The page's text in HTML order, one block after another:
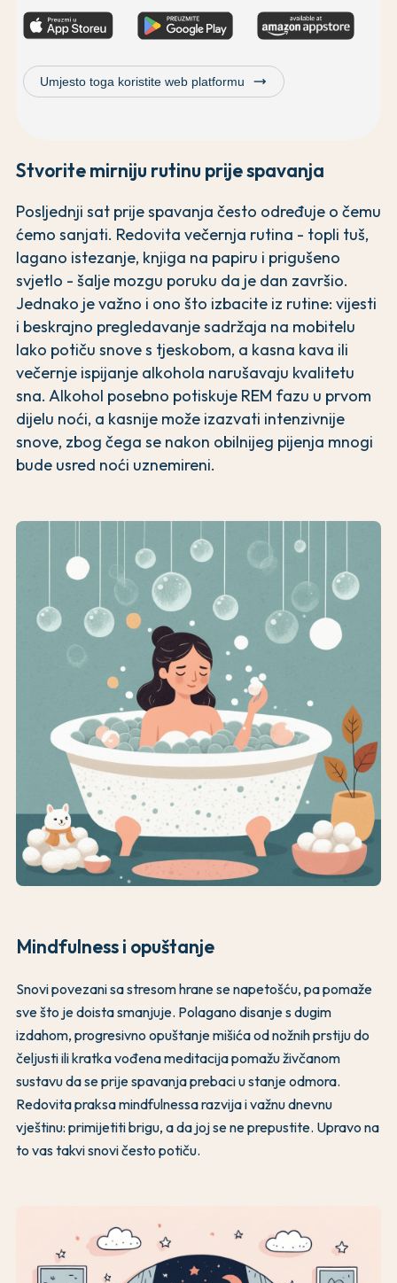
Umjesto toga koristite web platformu trending_flat
Stvorite mirniju rutinu prije spavanja
Posljednji sat prije spavanja često određuje o čemu
ćemo sanjati. Redovita večernja rutina - topli tuš,
lagano istezanje, knjiga na papiru i prigušeno
svjetlo - šalje mozgu poruku da je dan završio.
Jednako je važno i ono što izbacite iz rutine: vijesti
i beskrajno pregledavanje sadržaja na mobitelu
lako potiču snove s tjeskobom, a kasna kava ili
večernje ispijanje alkohola narušavaju kvalitetu
sna. Alkohol posebno potiskuje REM fazu u prvom
dijelu noći, a kasnije može izazvati intenzivnije
snove, zbog čega se nakon obilnijeg pijenja mnogi
bude usred noći uznemireni.
Mindfulness i opuštanje
Snovi povezani sa stresom hrane se napetošću, pa pomaže
sve što je doista smanjuje. Polagano disanje s dugim
izdahom, progresivno opuštanje mišića od nožnih prstiju do
čeljusti ili kratka vođena meditacija pomažu živčanom
sustavu da se prije spavanja prebaci u stanje odmora.
Redovita praksa mindfulnessa razvija i važnu dnevnu
vještinu: primijetiti brigu, a da joj se ne prepustite. Upravo na
to vas takvi snovi često potiču.